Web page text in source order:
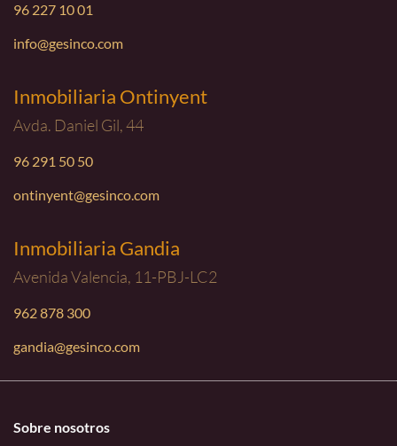
96 227 10 01
info@gesinco.com
Inmobiliaria Ontinyent
Avda. Daniel Gil, 44
96 291 50 50
ontinyent@gesinco.com
Inmobiliaria Gandia
Avenida Valencia, 11-PBJ-LC2
962 878 300
gandia@gesinco.com
Sobre nosotros